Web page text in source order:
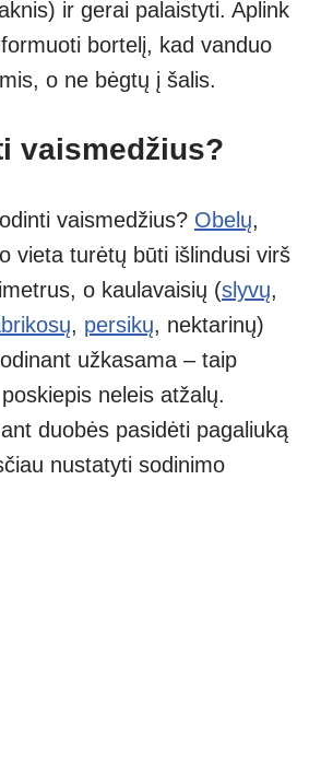
ir gerai palaistyti. Aplink
bortelį, kad vanduo
o ne bėgtų į šalis.
vaismedžius?
vaismedžius? Obelų,
vieta turėtų būti išlindusi virš
o kaulavaisių (slyvų,
, persikų, nektarinų)
užkasama – taip
neleis atžalų.
duobės pasidėti pagaliuką
nustatyti sodinimo